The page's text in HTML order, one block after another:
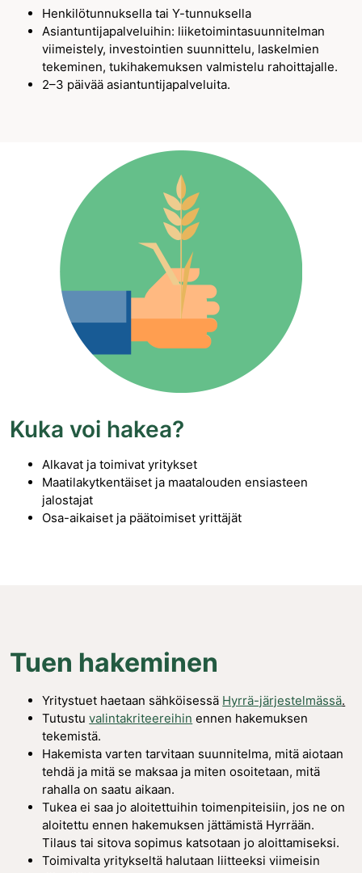
Henkilötunnuksella tai Y-tunnuksella
Asiantuntijapalveluihin: liiketoimintasuunnitelman
viimeistely, investointien suunnittelu, laskelmien
tekeminen, tukihakemuksen valmistelu rahoittajalle.
2–3 päivää asiantuntijapalveluita.
Kuka voi hakea?
Alkavat ja toimivat yritykset
Maatilakytkentäiset ja maatalouden ensiasteen
jalostajat
Osa-aikaiset ja päätoimiset yrittäjät
Tuen hakeminen
Yritystuet haetaan sähköisessä Hyrrä-järjestelmässä.
Tutustuvalintakriteereihin ennen hakemuksen
tekemistä.
Hakemista varten tarvitaan suunnitelma, mitä aiotaan
tehdä ja mitä se maksaa ja miten osoitetaan, mitä
rahalla on saatu aikaan.
Tukea ei saa jo aloitettuihin toimenpiteisiin, jos ne on
aloitettu ennen hakemuksen jättämistä Hyrrään.
Tilaus tai sitova sopimus katsotaan jo aloittamiseksi.
Toimivalta yritykseltä halutaan liitteeksi viimeisin